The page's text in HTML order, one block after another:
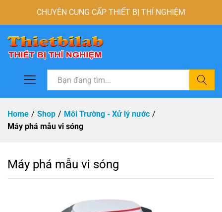
CHUYÊN CUNG CẤP THIẾT BỊ THÍ NGHIỆM
Tìm
Home / Shop / Môi Trường - Xử lý nước /
Máy phá mẫu vi sóng
Máy phá mẫu vi sóng